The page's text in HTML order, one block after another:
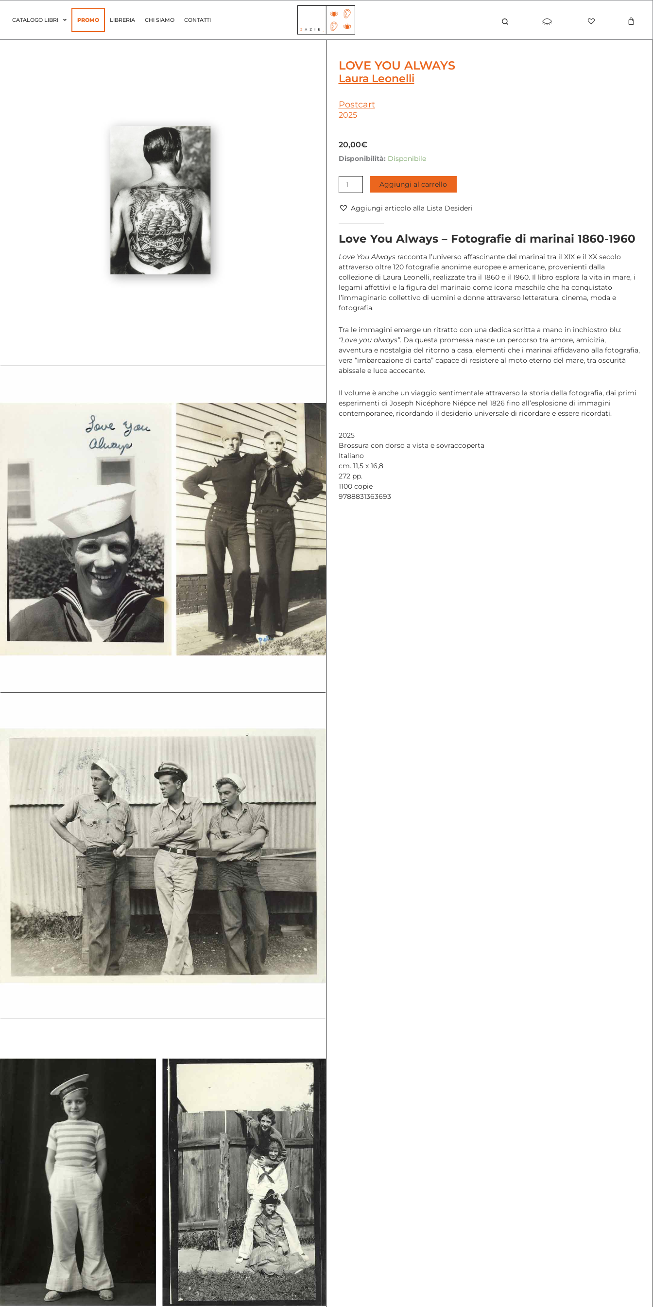
contenuto
CATALOGO LIBRI PROMO LIBRERIA CHI SIAMO CONTATTI
LOVE YOU ALWAYS
Laura Leonelli
Postcart
2025
20,00€
Disponibilità: Disponibile
Love
you
always
|
Laura
2025
quantità
Aggiungi al carrello
Aggiungi articolo alla Lista Desideri
Love You Always – Fotografie di marinai 1860-1960
Love You Alwaysracconta l’universo affascinante dei marinai tra il XIX e il XX secolo
attraverso oltre 120 fotografie anonime europee e americane, provenienti dalla
collezione di Laura Leonelli, realizzate tra il 1860 e il 1960. Il libro esplora la vita in mare, i
legami affettivi e la figura del marinaio come icona maschile che ha conquistato
l’immaginario collettivo di uomini e donne attraverso letteratura, cinema, moda e
fotografia.
Tra le immagini emerge un ritratto con una dedica scritta a mano in inchiostro blu:
“Love you always”. Da questa promessa nasce un percorso tra amore, amicizia,
avventura e nostalgia del ritorno a casa, elementi che i marinai affidavano alla fotografia,
vera “imbarcazione di carta” capace di resistere al moto eterno del mare, tra oscurità
abissale e luce accecante.
Il volume è anche un viaggio sentimentale attraverso la storia della fotografia, dai primi
esperimenti di Joseph Nicéphore Niépce nel 1826 fino all’esplosione di immagini
contemporanee, ricordando il desiderio universale di ricordare e essere ricordati.
2025
Brossura con dorso a vista e sovraccoperta
Italiano
cm. 11,5 x 16,8
272 pp.
1100 copie
9788831363693